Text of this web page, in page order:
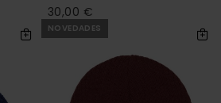
30,00 €
NOVEDADES